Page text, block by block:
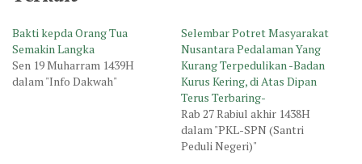
Bakti kepda Orang Tua
Semakin Langka
Sen 19 Muharram 1439H
dalam "Info Dakwah"
Selembar Potret Masyarakat
Nusantara Pedalaman Yang
Kurang Terpedulikan -Badan
Kurus Kering, di Atas Dipan
Terus Terbaring-
Rab 27 Rabiul akhir 1438H
dalam "PKL-SPN (Santri
Peduli Negeri)"